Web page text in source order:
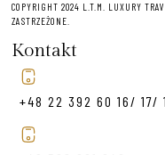
COPYRIGHT 2024 L.T.M. LUXURY
ZASTRZEŻONE.
Kontakt
+48 22 392 60 16/ 17/